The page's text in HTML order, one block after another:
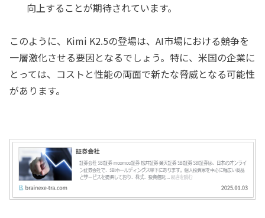
向上することが期待されています。
このように、Kimi K2.5の登場は、AI市場における競争を
一層激化させる要因となるでしょう。特に、米国の企業に
とっては、コストと性能の両面で新たな脅威となる可能性
があります。